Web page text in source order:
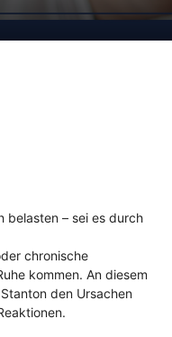
belasten – sei es durch
chronische
kommen. An diesem
den Ursachen